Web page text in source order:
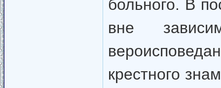
больного. В
вне
крестного